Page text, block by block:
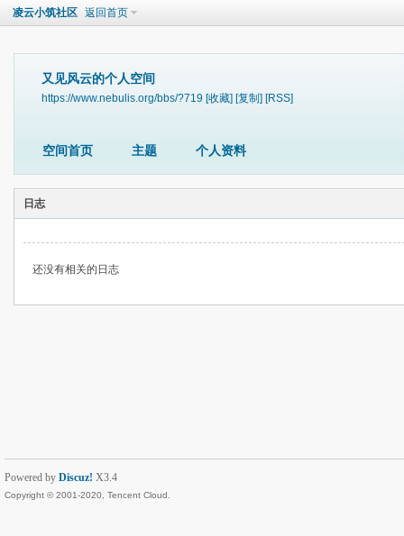
凌云小筑社区 返回首页
又见风云的个人空间
https://www.nebulis.org/bbs/?719 [收藏] [复制] [RSS]
空间首页 主题 个人资料
日志
还没有相关的日志
Powered by Discuz! X3.4
Copyright © 2001-2020, Tencent Cloud.